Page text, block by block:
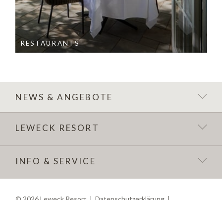
RESTAURANTS
NEWS & ANGEBOTE
LEWECK RESORT
INFO & SERVICE